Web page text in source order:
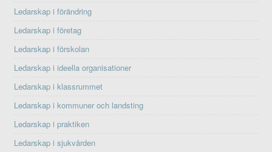
Ledarskap i förändring
Ledarskap i företag
Ledarskap i förskolan
Ledarskap i ideella organisationer
Ledarskap i klassrummet
Ledarskap i kommuner och landsting
Ledarskap i praktiken
Ledarskap i sjukvården